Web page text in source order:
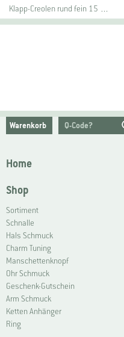
Klapp-Creolen rund fein 15 …
Warenkorb
Home
Shop
Sortiment
Schnalle
Hals Schmuck
Charm Tuning
Manschettenknopf
Ohr Schmuck
Geschenk-Gutschein
Arm Schmuck
Ketten Anhänger
Ring